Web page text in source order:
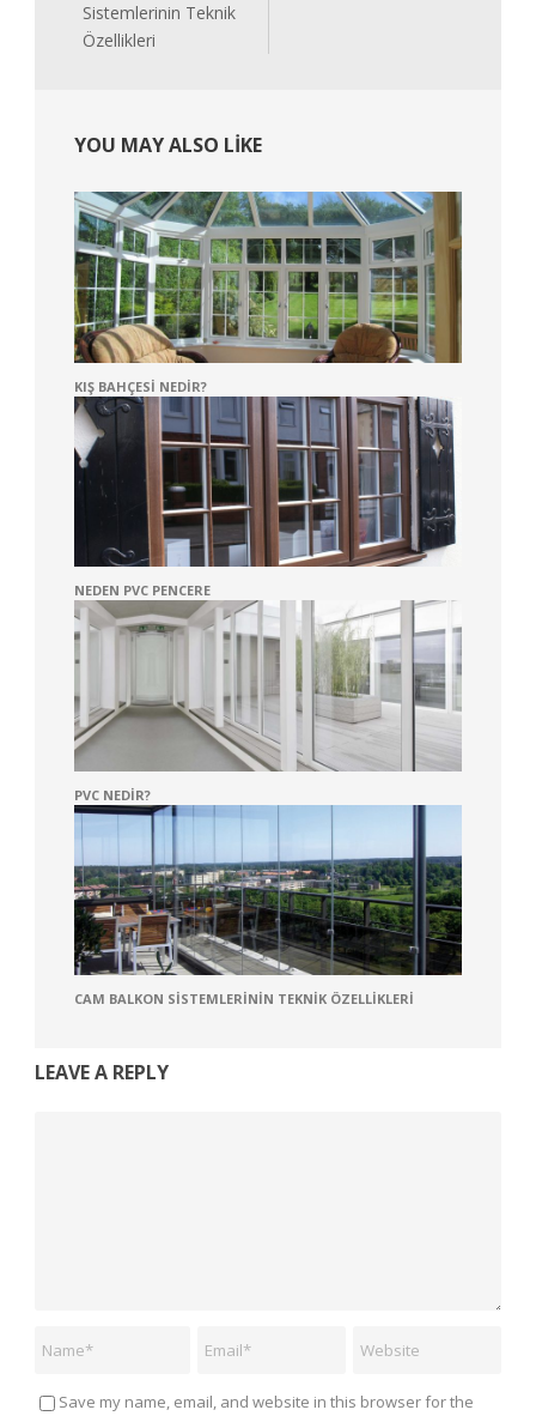
Sistemlerinin Teknik
Özellikleri
YOU MAY ALSO LIKE
KIŞ BAHÇESI NEDIR?
NEDEN PVC PENCERE
PVC NEDIR?
CAM BALKON SISTEMLERININ TEKNIK ÖZELLIKLERI
LEAVE A REPLY
Save my name, email, and website in this browser for the